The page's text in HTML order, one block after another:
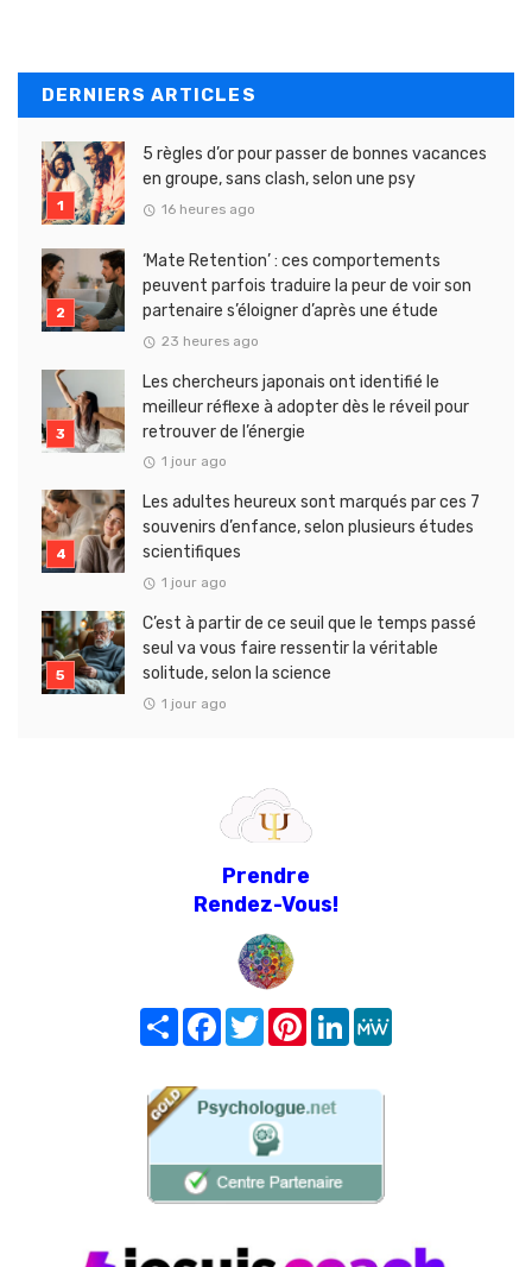
DERNIERS ARTICLES
5 règles d’or pour passer de bonnes vacances
en groupe, sans clash, selon une psy
16 heures ago
‘Mate Retention’ : ces comportements
peuvent parfois traduire la peur de voir son
partenaire s’éloigner d’après une étude
23 heures ago
Les chercheurs japonais ont identifié le
meilleur réflexe à adopter dès le réveil pour
retrouver de l’énergie
1 jour ago
Les adultes heureux sont marqués par ces 7
souvenirs d’enfance, selon plusieurs études
scientifiques
1 jour ago
C’est à partir de ce seuil que le temps passé
seul va vous faire ressentir la véritable
solitude, selon la science
1 jour ago
Prendre
Rendez-Vous!
Share FacebookTwitterPinterest
LinkedIn